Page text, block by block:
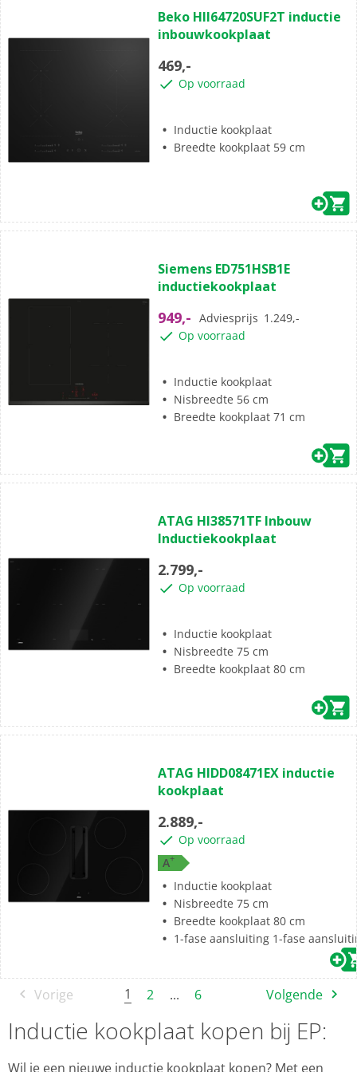
van
de
sterren.
Beko HII64720SUF2T inductie
inbouwkookplaat
469,-
Op voorraad
Inductie kookplaat
Breedte kookplaat 59 cm
van
de
sterren.
3
Siemens ED751HSB1E
inductiekookplaat
949,- Adviesprijs 1.249,-
Op voorraad
Inductie kookplaat
Nisbreedte 56 cm
Breedte kookplaat 71 cm
van
de
sterren.
ATAG HI38571TF Inbouw
Inductiekookplaat
2.799,-
Op voorraad
Inductie kookplaat
Nisbreedte 75 cm
Breedte kookplaat 80 cm
van
de
sterren.
ATAG HIDD08471EX inductie
kookplaat
2.889,-
Op voorraad
A+
Inductie kookplaat
Nisbreedte 75 cm
Breedte kookplaat 80 cm
1-fase aansluiting 1-fase
Vorige 1 2 ... 6 Volgende
Inductie kookplaat kopen bij EP:
Wil je een nieuwe inductie kookplaat kopen? Met een